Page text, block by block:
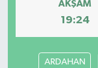
AKŞAM
19:24
ARDAHAN